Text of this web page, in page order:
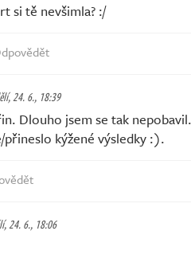
si tě nevšimla? :/
24. 6., 18:39
Dlouho jsem se tak
přineslo kýžené výsledky :).
24. 6., 18:06